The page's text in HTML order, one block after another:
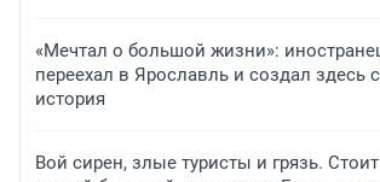
«Мечтал о большой жизни»:
переехал в Ярославль и создал здесь
история
Вой сирен, злые туристы и грязь.